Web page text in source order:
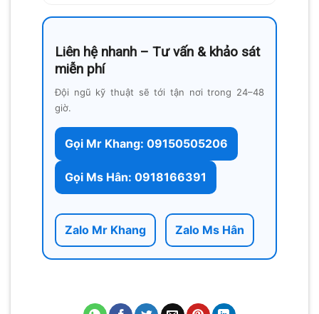
Liên hệ nhanh – Tư vấn & khảo sát
miễn phí
Đội ngũ kỹ thuật sẽ tới tận nơi trong 24–48
giờ.
Gọi Mr Khang: 09150505206
Gọi Ms Hân: 0918166391
Zalo Mr Khang Zalo Ms Hân